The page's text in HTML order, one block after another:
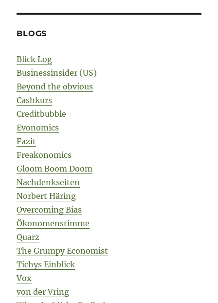
BLOGS
Blick Log
Businessinsider (US)
Beyond the obvious
Cashkurs
Creditbubble
Evonomics
Fazit
Freakonomics
Gloom Boom Doom
Nachdenkseiten
Norbert Häring
Overcoming Bias
Ökonomenstimme
Quarz
The Grumpy Economist
Tichys Einblick
Vox
von der Vring